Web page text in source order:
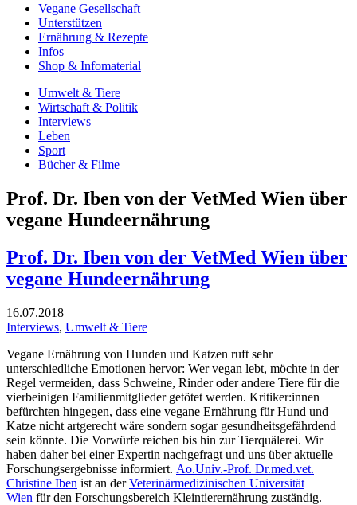
Vegane Gesellschaft
Unterstützen
Ernährung & Rezepte
Infos
Shop & Infomaterial
Umwelt & Tiere
Wirtschaft & Politik
Interviews
Leben
Sport
Bücher & Filme
Prof. Dr. Iben von der VetMed Wien über
vegane Hundeernährung
Prof. Dr. Iben von der VetMed Wien über
vegane Hundeernährung
16.07.2018
Interviews, Umwelt & Tiere
Vegane Ernährung von Hunden und Katzen ruft sehr
unterschiedliche Emotionen hervor: Wer vegan lebt, möchte in der
Regel vermeiden, dass Schweine, Rinder oder andere Tiere für die
vierbeinigen Familienmitglieder getötet werden. Kritiker:innen
befürchten hingegen, dass eine vegane Ernährung für Hund und
Katze nicht artgerecht wäre sondern sogar gesundheitsgefährdend
sein könnte. Die Vorwürfe reichen bis hin zur Tierquälerei. Wir
haben daher bei einer Expertin nachgefragt und uns über aktuelle
Forschungsergebnisse informiert. Ao.Univ.-Prof. Dr.med.vet.
Christine Iben ist an derVeterinärmedizinischen Universität
Wien für den Forschungsbereich Kleintierernährung zuständig.